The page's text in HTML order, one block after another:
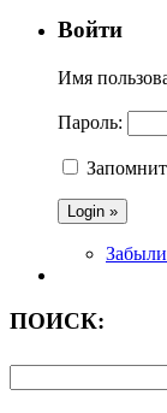
Войти
Имя
Пароль:
ПОИСК: